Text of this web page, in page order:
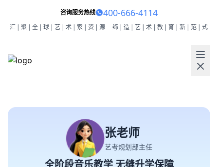
咨询服务热线 400-666-4114
汇|聚|全|球|艺|术|家|资|源 缔|造|艺|术|教|育|新|范|式
张老师
艺考规划部主任
全阶段音乐教学 无缝升学保障